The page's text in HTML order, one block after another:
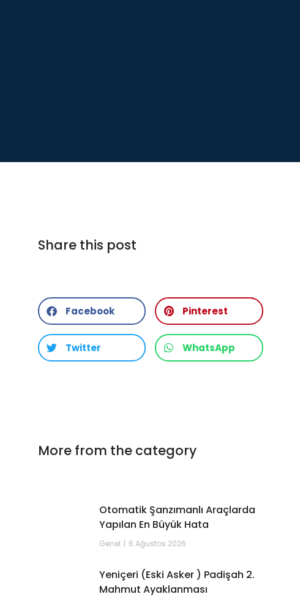
Share this post
Facebook Pinterest
Twitter WhatsApp
More from the category
Otomatik Şanzımanlı Araçlarda
Yapılan En Büyük Hata
Genel 6 Ağustos 2026
Yeniçeri (Eski Asker ) Padişah 2.
Mahmut Ayaklanması